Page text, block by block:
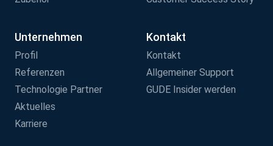
Unternehmen
Profil
Referenzen
Technologie Partner
Aktuelles
Karriere
Kontakt
Kontakt
Allgemeiner Support
GUDE Insider werden